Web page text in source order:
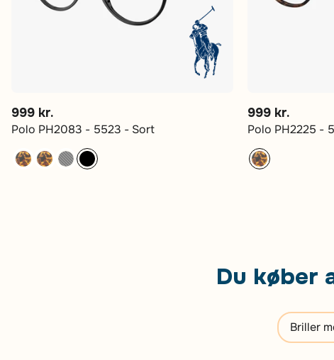
999 kr.
Polo PH2083 - 5523 - Sort
999 kr.
Polo PH2225 -
Du køber
Briller